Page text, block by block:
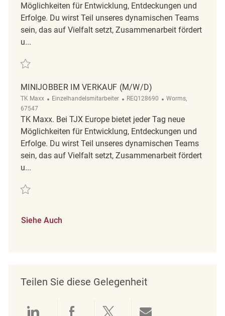
Möglichkeiten für Entwicklung, Entdeckungen und
Erfolge. Du wirst Teil unseres dynamischen Teams
sein, das auf Vielfalt setzt, Zusammenarbeit fördert
u...
Retten Minijobber im Verkauf (m/w/d) REQ137463
MINIJOBBER IM VERKAUF (M/W/D)
TK Maxx Kategorie
Einzelhandelsmitarbeiter ReqId
REQ128690 Ort
Worms,
67547
TK Maxx. Bei TJX Europe bietet jeder Tag neue
Möglichkeiten für Entwicklung, Entdeckungen und
Erfolge. Du wirst Teil unseres dynamischen Teams
sein, das auf Vielfalt setzt, Zusammenarbeit fördert
u...
Retten Minijobber im Verkauf (m/w/d) REQ128690
Siehe Auch
Teilen Sie diese Gelegenheit